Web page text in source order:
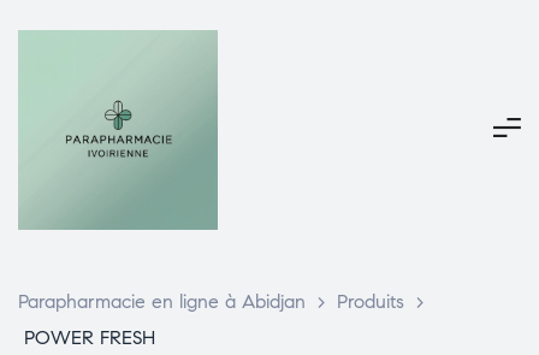
Parapharmacie en ligne à Abidjan > Produits
>
POWER FRESH